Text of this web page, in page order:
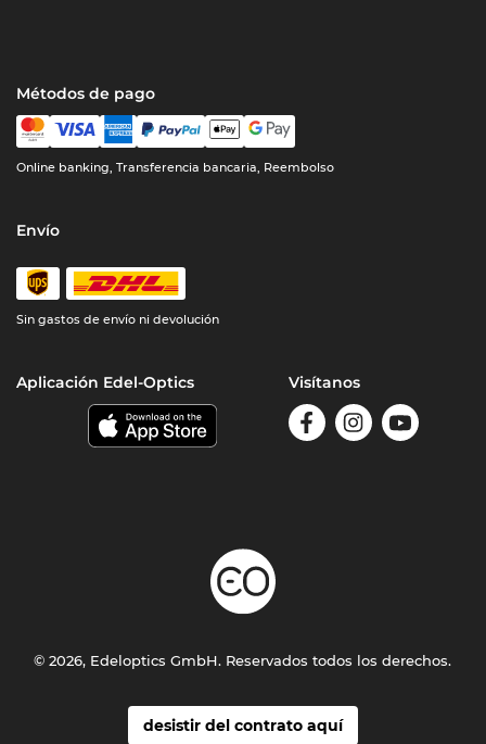
Métodos de pago
Online banking, Transferencia bancaria, Reembolso
Envío
Sin gastos de envío ni devolución
Aplicación Edel-Optics Visítanos
desistir del contrato aquí
© 2026, Edeloptics GmbH. Reservados todos los derechos.